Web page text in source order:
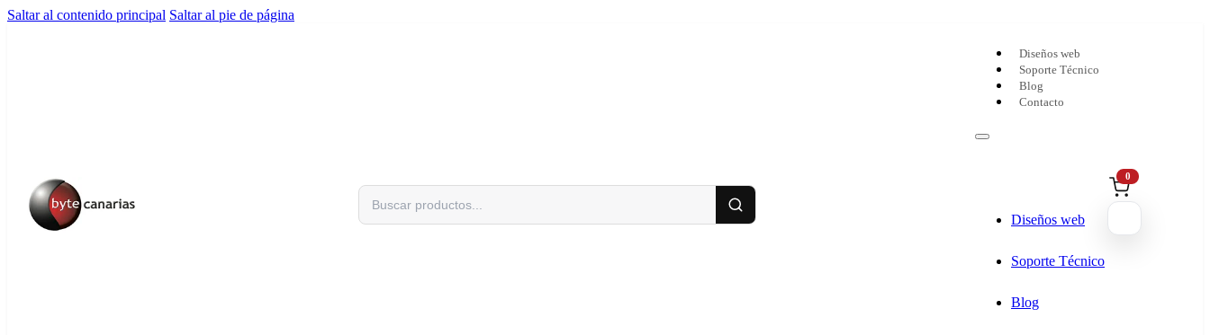
Saltar al contenido principal Saltar al pie de página
Buscar
Diseños web
Soporte Técnico
Blog
Contacto
Diseños web
Soporte Técnico
Blog
0